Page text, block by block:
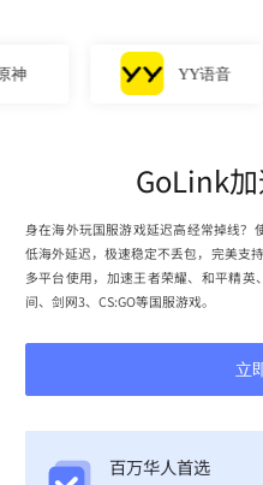
YY语音
GoLink
身在海外玩国服游戏延迟高经常掉线？
低海外延迟，极速稳定不丢包，完美支
多平台使用，加速王者荣耀、和平精
间、剑网3、CS:GO等国服游戏。
立
百万华人首选